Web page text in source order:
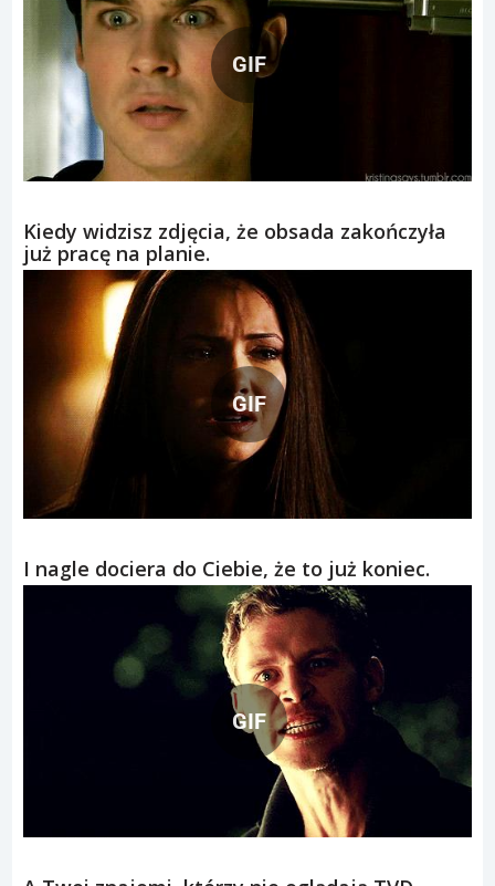
GIF
Kiedy widzisz zdjęcia, że obsada zakończyła
już pracę na planie.
GIF
I nagle dociera do Ciebie, że to już koniec.
GIF